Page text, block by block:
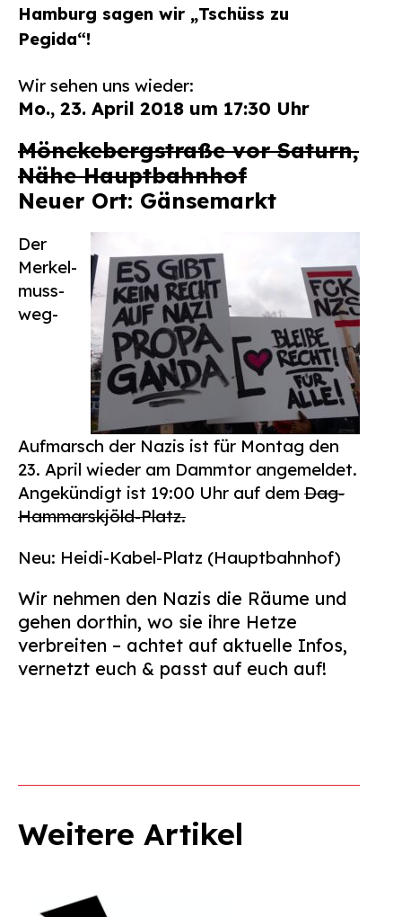
Hamburg sagen wir „Tschüss zu
Pegida“!
Wir sehen uns wieder:
Mo., 23. April 2018 um 17:30 Uhr
Mönckebergstraße vor Saturn,
Nähe Hauptbahnhof
Neuer Ort: Gänsemarkt
Der
Merkel-
muss-
weg-
Aufmarsch der Nazis ist für Montag den
23. April wieder am Dammtor angemeldet.
Angekündigt ist 19:00 Uhr auf dem Dag-
Hammarskjöld-Platz.
Neu: Heidi-Kabel-Platz (Hauptbahnhof)
Wir nehmen den Nazis die Räume und
gehen dorthin, wo sie ihre Hetze
verbreiten – achtet auf aktuelle Infos,
vernetzt euch & passt auf euch auf!
Weitere Artikel